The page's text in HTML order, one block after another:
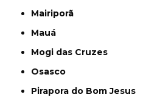
Mairiporã
Mauá
Mogi das Cruzes
Osasco
Pirapora do Bom Jesus